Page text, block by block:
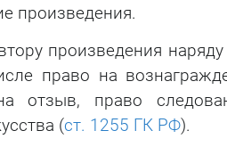
произведения.
произведения
право на
отзыв, право
(ст. 1255 ГК РФ).